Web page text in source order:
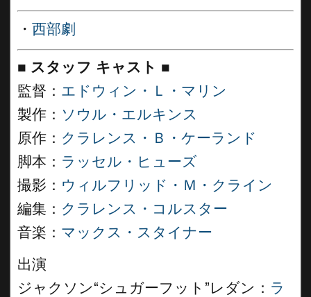
・ 西部劇
■ スタッフ キャスト ■
監督： エドウィン・Ｌ・マリン
製作： ソウル・エルキンス
原作： クラレンス・Ｂ・ケーランド
脚本： ラッセル・ヒューズ
撮影： ウィルフリッド・Ｍ・クライン
編集： クラレンス・コルスター
音楽： マックス・スタイナー
出演
ジャクソン“シュガーフット”レダン： ラ